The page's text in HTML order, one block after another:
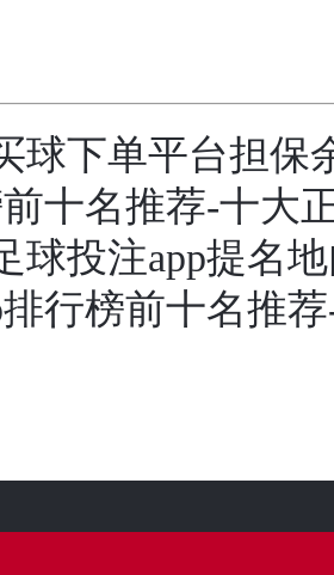
球下单平台担保
十名推荐-十大
球投注app提名
行榜前十名推